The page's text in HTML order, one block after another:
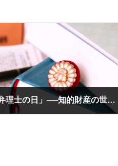
7月1日は「弁理士の日」──知的財産の世界に、ふれてみよう